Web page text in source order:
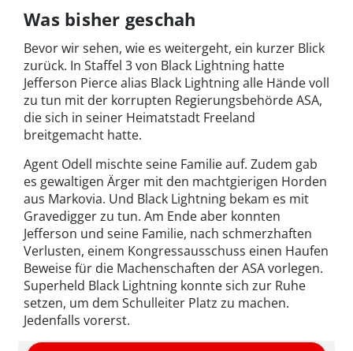
Was bisher geschah
Bevor wir sehen, wie es weitergeht, ein kurzer Blick
zurück. In Staffel 3 von Black Lightning hatte
Jefferson Pierce alias Black Lightning alle Hände voll
zu tun mit der korrupten Regierungsbehörde ASA,
die sich in seiner Heimatstadt Freeland
breitgemacht hatte.
Agent Odell mischte seine Familie auf. Zudem gab
es gewaltigen Ärger mit den machtgierigen Horden
aus Markovia. Und Black Lightning bekam es mit
Gravedigger zu tun. Am Ende aber konnten
Jefferson und seine Familie, nach schmerzhaften
Verlusten, einem Kongressausschuss einen Haufen
Beweise für die Machenschaften der ASA vorlegen.
Superheld Black Lightning konnte sich zur Ruhe
setzen, um dem Schulleiter Platz zu machen.
Jedenfalls vorerst.